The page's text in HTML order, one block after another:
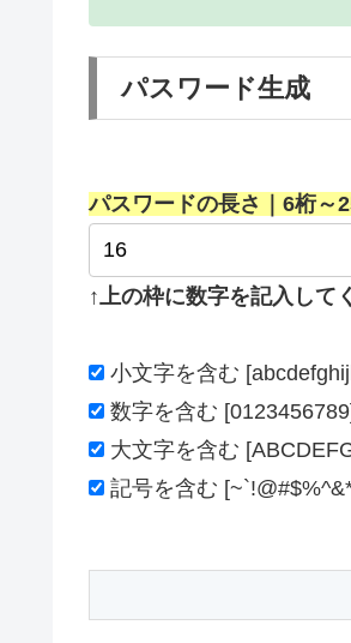
パスワード生成
パスワードの長さ｜6桁～
↑上の枠に数字を記入して
小文字を含む
数字を含む
大文字を含む
記号を含む